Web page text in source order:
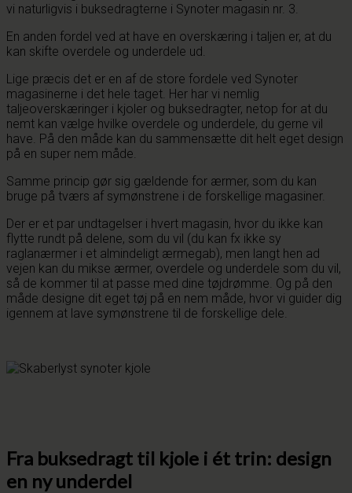
vi naturligvis i buksedragterne i Synoter magasin nr. 3.
En anden fordel ved at have en overskæring i taljen er, at du
kan skifte overdele og underdele ud.
Lige præcis det er en af de store fordele ved Synoter
magasinerne i det hele taget. Her har vi nemlig
taljeoverskæringer i kjoler og buksedragter, netop for at du
nemt kan vælge hvilke overdele og underdele, du gerne vil
have. På den måde kan du sammensætte dit helt eget design
på en super nem måde.
Samme princip gør sig gældende for ærmer, som du kan
bruge på tværs af symønstrene i de forskellige magasiner.
Der er et par undtagelser i hvert magasin, hvor du ikke kan
flytte rundt på delene, som du vil (du kan fx ikke sy
raglanærmer i et almindeligt ærmegab), men langt hen ad
vejen kan du mikse ærmer, overdele og underdele som du vil,
så de kommer til at passe med dine tøjdrømme. Og på den
måde designe dit eget tøj på en nem måde, hvor vi guider dig
igennem at lave symønstrene til de forskellige dele.
Fra buksedragt til kjole i ét trin: design
en ny underdel